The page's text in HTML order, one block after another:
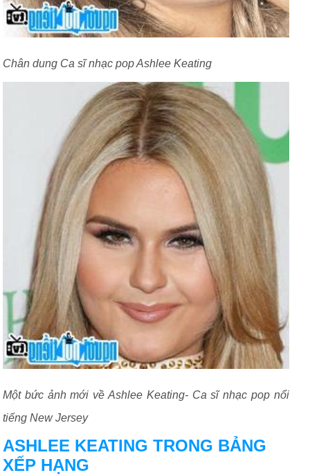
Chân dung Ca sĩ nhạc pop Ashlee Keating
Một bức ảnh mới về Ashlee Keating- Ca sĩ nhạc pop nổi
tiếng New Jersey
ASHLEE KEATING TRONG BẢNG
XẾP HẠNG